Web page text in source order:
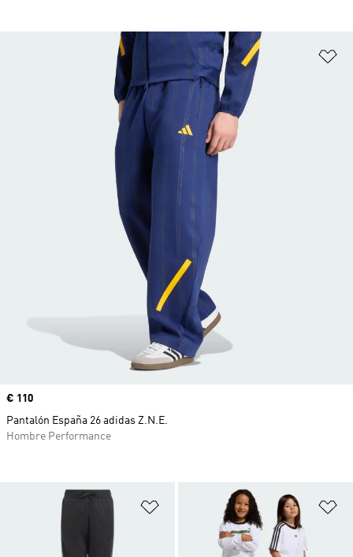
Añadir a la lista de deseos
Precio
€ 110
Pantalón España 26 adidas Z.N.E.
Hombre Performance